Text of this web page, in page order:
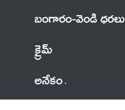
బంగారం-వెండి ధరలు
క్రైమ్
అనేకం